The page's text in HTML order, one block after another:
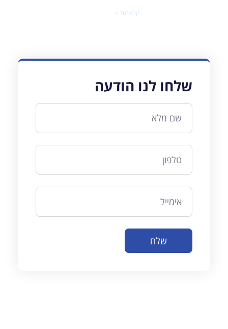
קרא עוד »
שלחו לנו הודעה
שלח